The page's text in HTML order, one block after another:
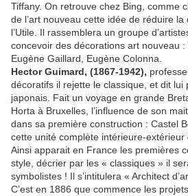
Tiffany. On retrouve chez Bing, comme
de l’art nouveau cette idée de réduire la
l’Utile. Il rassemblera un groupe
concevoir des décorations art nouveau :
Eugène Gaillard, Eugène Colonna.
Hector Guimard, (1867-1942),
décoratifs il rejette le classique, et dit lui
japonais. Fait un voyage en grande
Horta à Bruxelles, l’influence de son
dans sa première construction : Castel
cette unité complète intérieure-extérieur
Ainsi apparait en France les premières
style, décrier par les « classiques » il
symbolistes ! Il s’intitulera « Architect
C’est en 1886 que commence les